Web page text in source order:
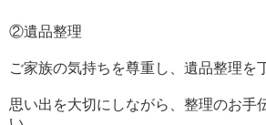
②遺品整理
ご家族の気持ちを尊重し、遺品整理を
思い出を大切にしながら、整理のお手